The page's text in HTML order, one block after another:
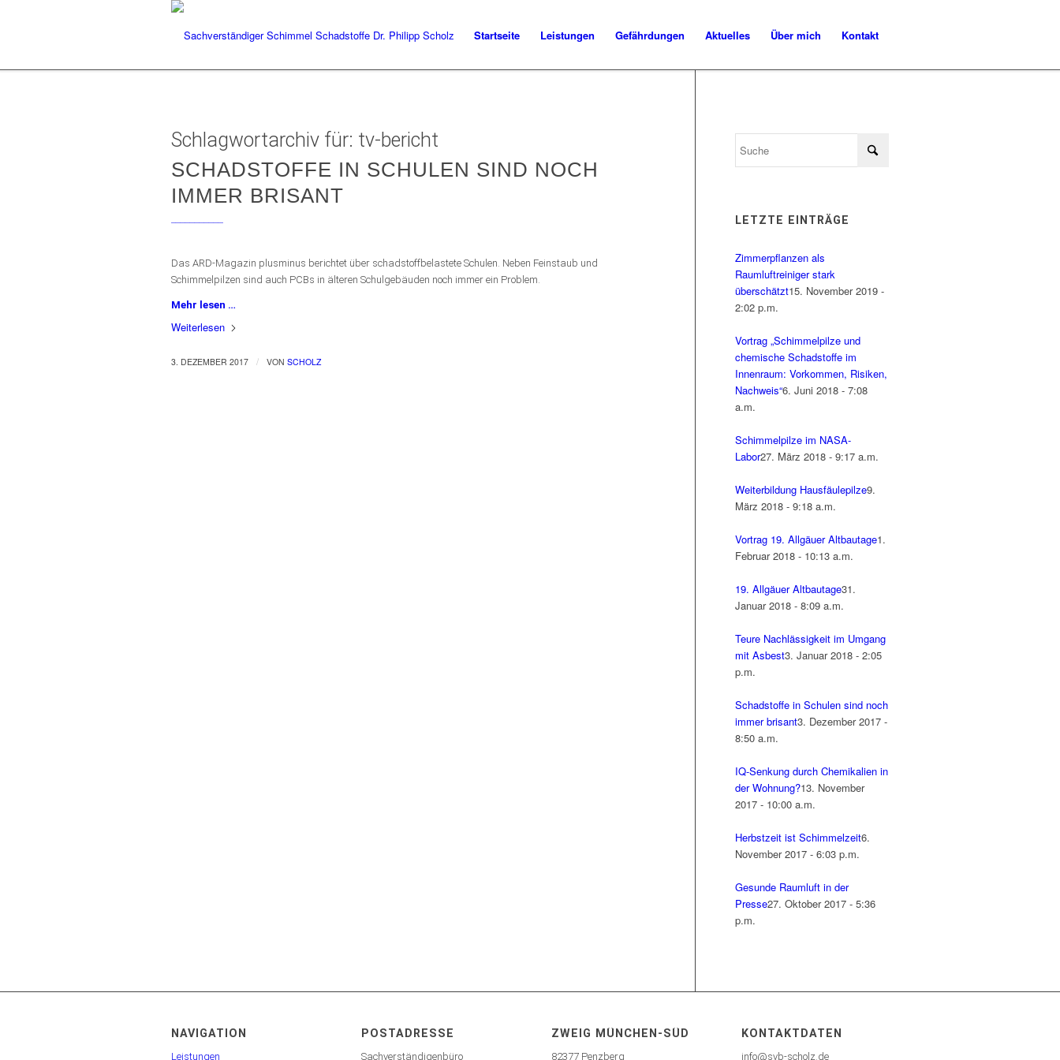
Startseite Leistungen Gefährdungen Aktuelles Über mich Kontakt
Schlagwortarchiv für: tv-bericht
SCHADSTOFFE IN SCHULEN SIND NOCH
IMMER BRISANT
Das ARD-Magazin plusminus berichtet über schadstoffbelastete Schulen. Neben Feinstaub und
Schimmelpilzen sind auch PCBs in älteren Schulgebäuden noch immer ein Problem.
Mehr lesen …
Weiterlesen
3. DEZEMBER 2017 / VON SCHOLZ
LETZTE EINTRÄGE
Zimmerpflanzen als
Raumluftreiniger stark
überschätzt15. November 2019 -
2:02 p.m.
Vortrag „Schimmelpilze und
chemische Schadstoffe im
Innenraum: Vorkommen, Risiken,
Nachweis“6. Juni 2018 - 7:08
a.m.
Schimmelpilze im NASA-
Labor27. März 2018 - 9:17 a.m.
Weiterbildung Hausfäulepilze9.
März 2018 - 9:18 a.m.
Vortrag 19. Allgäuer Altbautage1.
Februar 2018 - 10:13 a.m.
19. Allgäuer Altbautage31.
Januar 2018 - 8:09 a.m.
Teure Nachlässigkeit im Umgang
mit Asbest3. Januar 2018 - 2:05
p.m.
Schadstoffe in Schulen sind noch
immer brisant3. Dezember 2017 -
8:50 a.m.
IQ-Senkung durch Chemikalien in
der Wohnung?13. November
2017 - 10:00 a.m.
Herbstzeit ist Schimmelzeit6.
November 2017 - 6:03 p.m.
Gesunde Raumluft in der
Presse27. Oktober 2017 - 5:36
p.m.
NAVIGATION
Leistungen
POSTADRESSE
Sachverständigenbüro
ZWEIG MÜNCHEN-SÜD
82377 Penzberg
KONTAKTDATEN
info@svb-scholz.de